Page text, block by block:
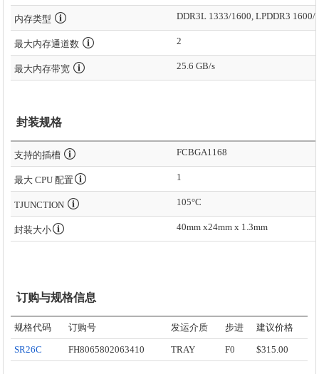
内存类型 DDR3L 1333/1600, LPDDR3 1600/
最大内存通道数 2
最大内存带宽 25.6 GB/s
封装规格
支持的插槽 FCBGA1168
最大 CPU 配置 1
TJUNCTION 105°C
封装大小 40mm x24mm x 1.3mm
订购与规格信息
规格代码 订购号 发运介质 步进 建议价格
SR26C FH8065802063410 TRAY F0 $315.00